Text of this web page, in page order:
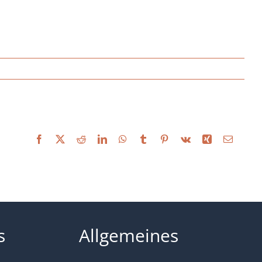
Facebook RedditLinkedInWhatsApp
Tumblr Pinterest
Vk Xing E-
Allgemeines